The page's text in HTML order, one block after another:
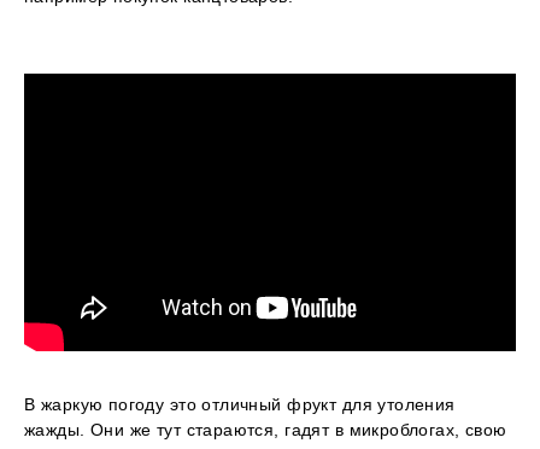
В жаркую погоду это отличный фрукт для утоления
жажды. Они же тут стараются, гадят в микроблогах, свою